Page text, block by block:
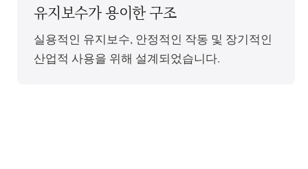
유지보수가 용이한 구조
실용적인 유지보수, 안정적인 작동 및 장기적인
산업적 사용을 위해 설계되었습니다.